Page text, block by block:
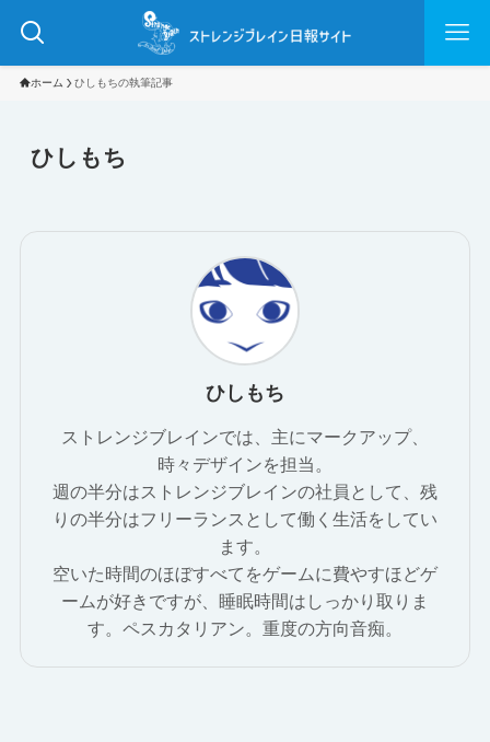
ホーム ひしもちの執筆記事
ひしもち
ひしもち
ストレンジブレインでは、主にマークアップ、
時々デザインを担当。
週の半分はストレンジブレインの社員として、残
りの半分はフリーランスとして働く生活をしてい
ます。
空いた時間のほぼすべてをゲームに費やすほどゲ
ームが好きですが、睡眠時間はしっかり取りま
す。ペスカタリアン。重度の方向音痴。